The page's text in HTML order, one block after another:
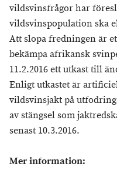
vildsvinsfrågor har
vildsvinspopulation ska
Att slopa fredningen är
bekämpa afrikansk
11.2.2016 ett utkast till
Enligt utkastet är
vildsvinsjakt på
av stängsel som
senast 10.3.2016.
Mer information: